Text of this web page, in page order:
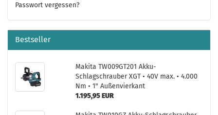
Passwort vergessen?
Bestseller
Makita TW009GT201 Akku-
Schlagschrauber XGT • 40V max. • 4.000
Nm • 1" Außenvierkant
1.195,95 EUR